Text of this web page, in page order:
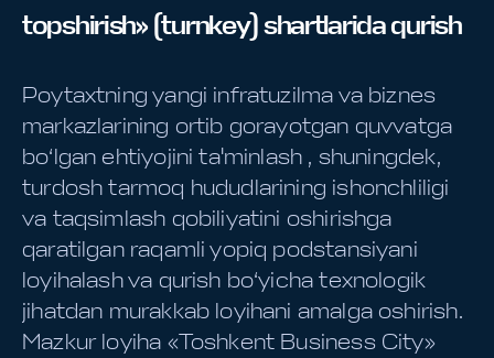
topshirish» (turnkey) shartlarida qurish
Poytaxtning yangi infratuzilma va biznes
markazlarining ortib gorayotgan quvvatga
bo‘lgan ehtiyojini ta'minlash , shuningdek,
turdosh tarmoq hududlarining ishonchliligi
va taqsimlash qobiliyatini oshirishga
qaratilgan raqamli yopiq podstansiyani
loyihalash va qurish bo‘yicha texnologik
jihatdan murakkab loyihani amalga oshirish.
Mazkur loyiha «Toshkent Business City»